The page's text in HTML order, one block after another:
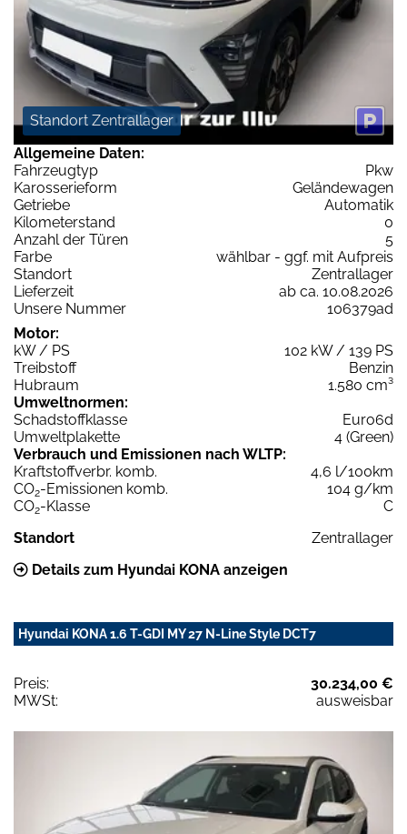
Standort Zentrallager
Allgemeine Daten:
Fahrzeugtyp
Pkw
Karosserieform
Geländewagen
Getriebe
Automatik
Kilometerstand
0
Anzahl der Türen
5
Farbe
wählbar - ggf. mit Aufpreis
Standort
Zentrallager
Lieferzeit
ab ca. 10.08.2026
Unsere Nummer
106379ad
Motor:
kW / PS
102 kW / 139 PS
Treibstoff
Benzin
Hubraum
1.580 cm³
Umweltnormen:
Schadstoffklasse
Euro6d
Umweltplakette
4 (Green)
Verbrauch und Emissionen nach WLTP:
Kraftstoffverbr. komb.
4,6 l/100km
CO2-Emissionen komb.
104 g/km
CO2-Klasse
C
Standort
Zentrallager
Details zum Hyundai KONA anzeigen
Hyundai KONA 1.6 T-GDI MY 27 N-Line Style DCT7
Preis:
30.234,00 €
MWSt:
ausweisbar